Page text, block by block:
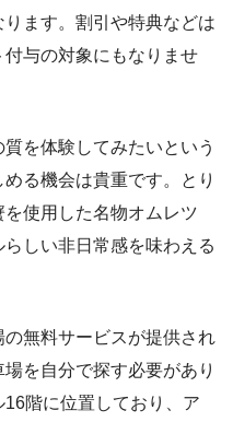
ます。割引や特典などは
与の対象にもなりませ
を体験してみたいという
る機会は貴重です。とり
使用した名物オムレツ
しい非日常感を味わえる
無料サービスが提供され
を自分で探す必要があり
階に位置しており、ア